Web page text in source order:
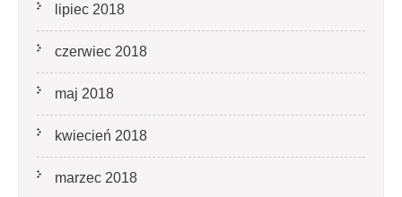
lipiec 2018
czerwiec 2018
maj 2018
kwiecień 2018
marzec 2018